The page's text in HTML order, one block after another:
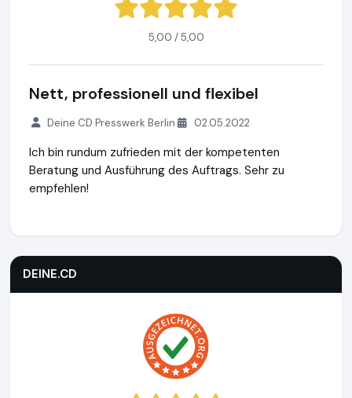
5,00 / 5,00
Nett, professionell und flexibel
Deine CD Presswerk Berlin 02.05.2022
Ich bin rundum zufrieden mit der kompetenten
Beratung und Ausführung des Auftrags. Sehr zu
empfehlen!
DEINE.CD